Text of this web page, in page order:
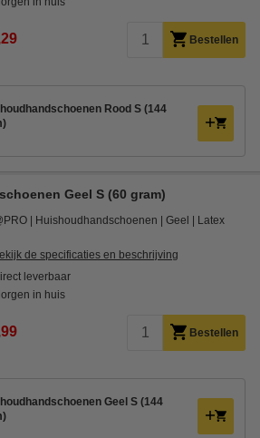
Bestellen
Rood S (144
Geel S (60 gram)
Huishoudhandschoenen Geel Latex
de specificaties en beschrijving
leverbaar
in huis
Bestellen
Geel S (144